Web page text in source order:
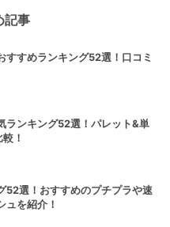
記事
すすめランキング52選！口コミ
ランキング52選！パレット&単
！
52選！おすすめのプチプラや速
ュを紹介！